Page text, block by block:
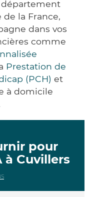
département
la France,
dans vos
comme
Prestation de
(PCH) et
à domicile
pour
à Cuvillers